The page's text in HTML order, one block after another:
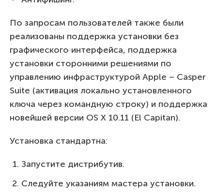
По запросам пользователей также были
реализованы поддержка установки без
графического интерфейса, поддержка
установки сторонними решениями по
управлению инфраструктурой Apple – Casper
Suite (активация локально установленного
ключа через командную строку) и поддержка
новейшей версии OS X 10.11 (El Capitan).
Установка стандартна:
Запустите дистрибутив.
Следуйте указаниям мастера установки.